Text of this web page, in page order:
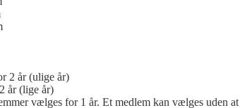
2 år (ulige år)
år (lige år)
vælges for 1 år. Et medlem kan vælges uden